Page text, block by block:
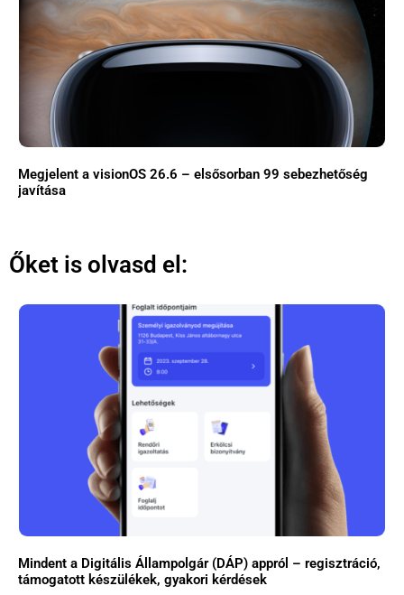
Megjelent a visionOS 26.6 – elsősorban 99 sebezhetőség
javítása
Őket is olvasd el:
Mindent a Digitális Állampolgár (DÁP) appról – regisztráció,
támogatott készülékek, gyakori kérdések